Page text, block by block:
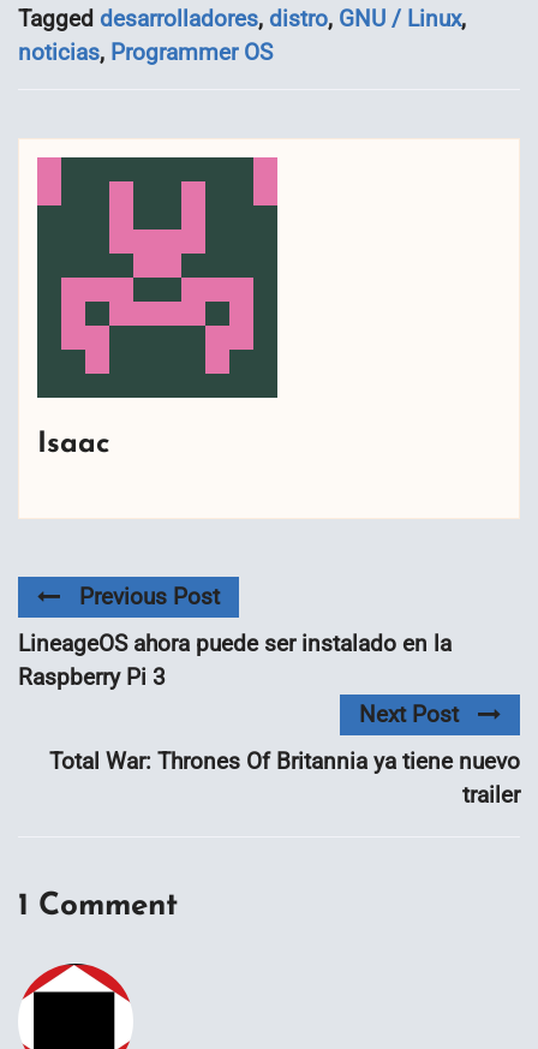
Tagged desarrolladores, distro, GNU / Linux,
noticias, Programmer OS
Isaac
Previous Post
LineageOS ahora puede ser instalado en la
Raspberry Pi 3
Next Post
Total War: Thrones Of Britannia ya tiene nuevo
trailer
1 Comment